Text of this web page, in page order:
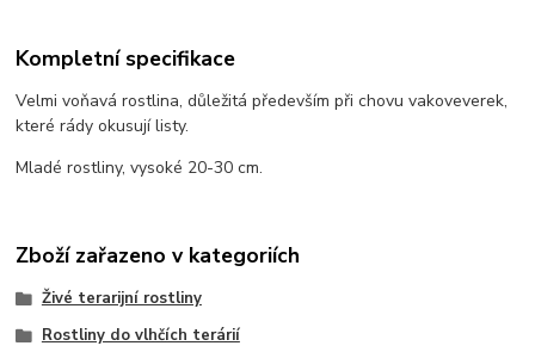
Kompletní specifikace
Velmi voňavá rostlina, důležitá především při chovu vakoveverek,
které rády okusují listy.
Mladé rostliny, vysoké 20-30 cm.
Zboží zařazeno v kategoriích
Živé terarijní rostliny
Rostliny do vlhčích terárií